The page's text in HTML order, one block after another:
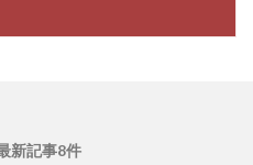
新記事8件